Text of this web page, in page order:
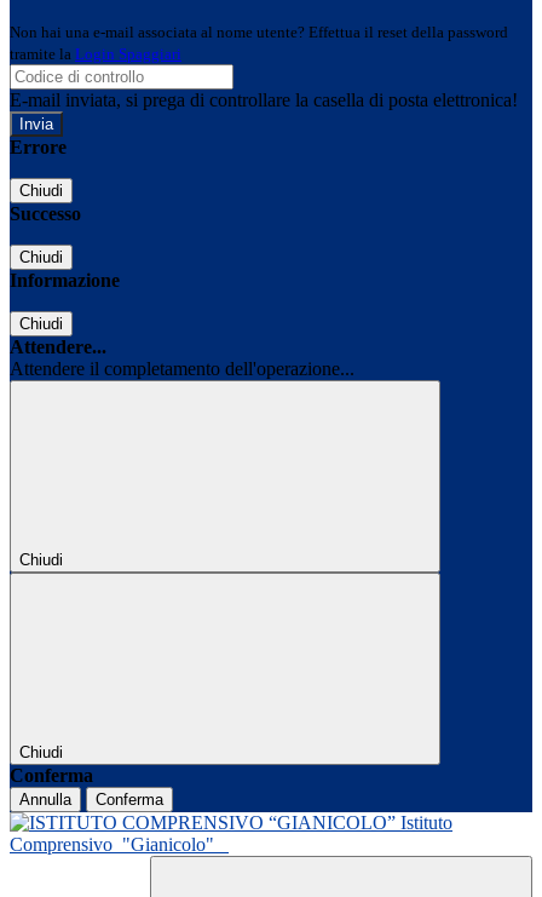
Non hai una e-mail associata al nome utente? Effettua il reset della password
tramite la Login Spaggiari
E-mail inviata, si prega di controllare la casella di posta elettronica!
Errore
Chiudi
Successo
Chiudi
Informazione
Chiudi
Attendere...
Attendere il completamento dell'operazione...
Chiudi
Chiudi
Conferma
Annulla Conferma
Istituto
Comprensivo "Gianicolo"